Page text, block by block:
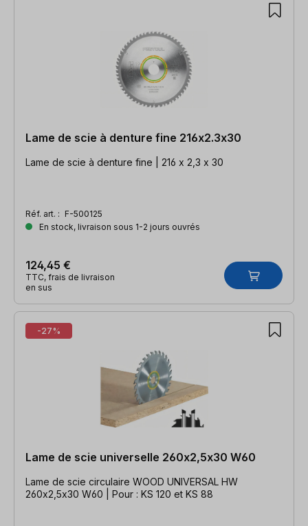
Lame de scie à denture fine 216x2.3x30
Lame de scie à denture fine | 216 x 2,3 x 30
Réf. art. : F-500125
En stock, livraison sous 1-2 jours ouvrés
124,45 €
TTC, frais de livraison
en sus
-27%
Lame de scie universelle 260x2,5x30 W60
Lame de scie circulaire WOOD UNIVERSAL HW
260x2,5x30 W60 | Pour : KS 120 et KS 88